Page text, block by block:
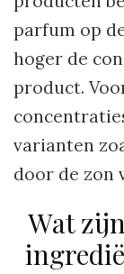
parfum op
hoger de
product.
varianten
door de zon
Wat